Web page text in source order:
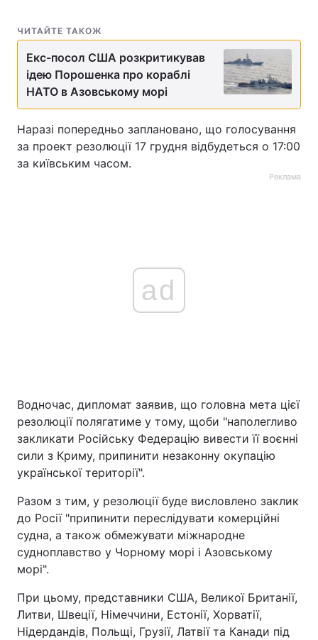
ЧИТАЙТЕ ТАКОЖ
Екс-посол США розкритикував
ідею Порошенка про кораблі
НАТО в Азовському морі
Наразі попередньо заплановано, що голосування
за проект резолюції 17 грудня відбудеться о 17:00
за київським часом.
Реклама
ad
Водночас, дипломат заявив, що головна мета цієї
резолюції полягатиме у тому, щоби "наполегливо
закликати Російську Федерацію вивести її воєнні
сили з Криму, припинити незаконну окупацію
української території".
Разом з тим, у резолюції буде висловлено заклик
до Росії "припинити переслідувати комерційні
судна, а також обмежувати міжнародне
судноплавство у Чорному морі і Азовському
морі".
При цьому, представники США, Великої Британії,
Литви, Швеції, Німеччини, Естонії, Хорватії,
Нідердандів, Польщі, Грузії, Латвії та Канади під